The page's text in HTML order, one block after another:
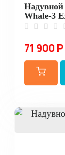
Надувной
Whale-3
71 900 Р